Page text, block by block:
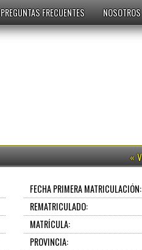
PREGUNTAS FRECUENTES NOSOTROS
FECHA PRIMERA MATRICULACIÓN:
REMATRICULADO:
MATRÍCULA:
PROVINCIA: